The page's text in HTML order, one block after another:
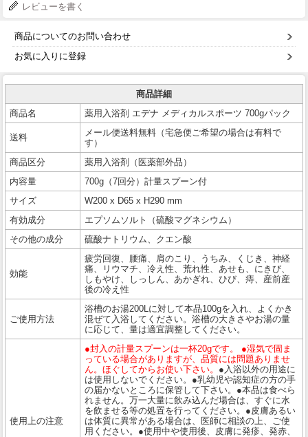
レビューを書く
商品についてのお問い合わせ
お気に入りに登録
商品詳細
商品名
薬用入浴剤 エデナ メディカルスポーツ 700gパック
送料
メール便送料無料（宅急便ご希望の場合は有料で
す）
商品区分
薬用入浴剤（医薬部外品）
内容量
700g（7回分）計量スプーン付
サイズ
W200 x D65 x H290 mm
有効成分
エプソムソルト（硫酸マグネシウム）
その他の成分
硫酸ナトリウム、クエン酸
効能
疲労回復、腰痛、肩のこり、うちみ、くじき、神経
痛、リウマチ、冷え性、荒れ性、あせも、にきび、
しもやけ、しっしん、あかぎれ、ひび、痔、産前産
後の冷え性
ご使用方法
浴槽のお湯200Lに対して本品100gを入れ、よくかき
混ぜて入浴してください。浴槽の大きさやお湯の量
に応じて、量は適宜調整してください。
使用上の注意
●封入の計量スプーンは一杯20gです。 ●湿気で固ま
っている場合がありますが、品質には問題ありませ
ん。ほぐしてからお使い下さい。 ●入浴以外の用途に
は使用しないでください。●乳幼児や認知症の方の手
の届かないところに保管して下さい。●本品は食べら
れません。万一大量に飲み込んだ場合は、すぐに水
を飲ませる等の処置を行ってください。●皮膚あるい
は体質に異常がある場合は、医師に相談の上、ご使
用ください。●使用中や使用後、皮膚に発疹、発赤、